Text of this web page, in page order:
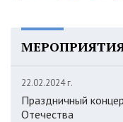
22.02.2024 г.
Праздничный
Отечества